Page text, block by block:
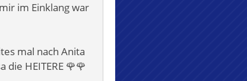
im Einklang war
mal nach Anita
HEITERE 🌹🌹